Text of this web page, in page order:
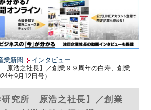
業新聞
インタビュー
原浩之社長】／創業９９周年の白寿、創業
年9月12日号）
研究所 原浩之社長】／創業